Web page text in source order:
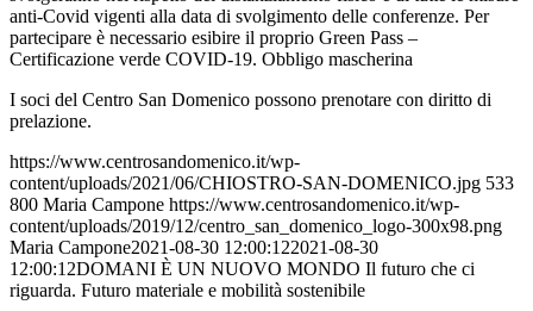
anti-Covid vigenti alla data di svolgimento delle conferenze. Per
partecipare è necessario esibire il proprio Green Pass –
Certificazione verde COVID-19. Obbligo mascherina
I soci del Centro San Domenico possono prenotare con diritto di
prelazione.
https://www.centrosandomenico.it/wp-
content/uploads/2021/06/CHIOSTRO-SAN-DOMENICO.jpg 533
800 Maria Campone https://www.centrosandomenico.it/wp-
content/uploads/2019/12/centro_san_domenico_logo-300x98.png
Maria Campone2021-08-30 12:00:122021-08-30
12:00:12DOMANI È UN NUOVO MONDO Il futuro che ci
riguarda. Futuro materiale e mobilità sostenibile